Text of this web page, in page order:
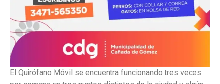
El Quirófano Móvil se encuentra funcionando tres veces